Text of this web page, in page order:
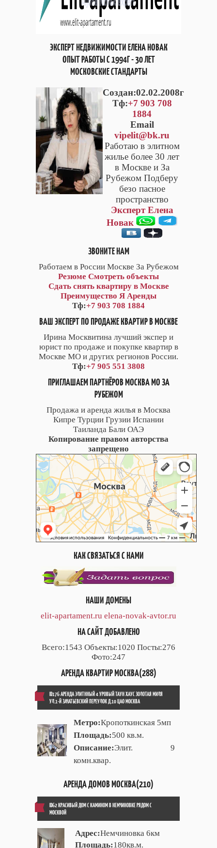
ЭКСПЕРТ НЕДВИЖИМОСТИ ЕЛЕНА НОВАК
ОПЫТ РАБОТЫ С 1994Г - 30 ЛЕТ
МОСКОВСКИЕ СТАНДАРТЫ
Cоздан:02.02.2008г
Тф:+7 903 708
1884
Email
vipelit@bk.ru
Работаю в элитном
жилье более 30 лет
в Москве и За
Рубежом Подберу
безо пасное
пространство
Эксперт Елена
Новак
ЗВОНИТЕ НАМ
Работаем в России Москве За Рубежом
Резюме Смотреть объекты
Сдать снять квартиру в Москве
Преимущество Я Аренды
Тф:+7 903 708 1884
ВАШ ЭКСПЕРТ ПО ПРОДАЖЕ КВАРТИР В МОСКВЕ
Ирина Москвитина лучший экспер и
юрист по продаже и покупке квартир в
Москве МО и других регионов России.
Тф:+7 905 551 3808
ПРИГЛАШАЕМ ПАРТНЁРОВ МОСКВА МО ЗА
РУБЕЖОМ
Продажа и аренда жилья в Москва
Кипре Турции Грузии Испании
Таиланда Бали ОАЭ
Копирование правом авторства
запрещено
КАК СВЯЗАТЬСЯ С НАМИ
НАШИ ДОМЕНЫ
elit-apartament.ru elena-novak-avtor.ru
НА САЙТ ДОБАВЛЕНО
Всего:1543 Объекты:1020 Посты:276
Фото:247
АРЕНДА КВАРТИР МОСКВА(288)
ID176 АРЕНДА ЭЛИТННЫЙ 4 УРОВЫЙ ТАУН ХАУС ЗОЛОТАЯ МИЛЯ
УЛ.1-Й ЗАЧАТЬЕВСКИЙ ПЕРЕУЛОК Д.10 ЦАО МОСКВА
Метро:Кропоткинская 5мп
Площадь:500 кв.м.
Описание:Элит. 9
комн.квар.
АРЕНДА ДОМОВ МОСКВА(210)
ID62 КРАСИВЫЙ ДОМ С КАМИНОМ В НЕМЧИНОВКЕ РЯДОМ С
МОСКВОЙ
Адрес:Немчиновка 6км
Площадь:180кв.м.